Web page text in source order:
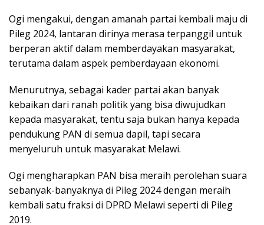
Ogi mengakui, dengan amanah partai kembali maju di
Pileg 2024, lantaran dirinya merasa terpanggil untuk
berperan aktif dalam memberdayakan masyarakat,
terutama dalam aspek pemberdayaan ekonomi.
Menurutnya, sebagai kader partai akan banyak
kebaikan dari ranah politik yang bisa diwujudkan
kepada masyarakat, tentu saja bukan hanya kepada
pendukung PAN di semua dapil, tapi secara
menyeluruh untuk masyarakat Melawi.
Ogi mengharapkan PAN bisa meraih perolehan suara
sebanyak-banyaknya di Pileg 2024 dengan meraih
kembali satu fraksi di DPRD Melawi seperti di Pileg
2019.